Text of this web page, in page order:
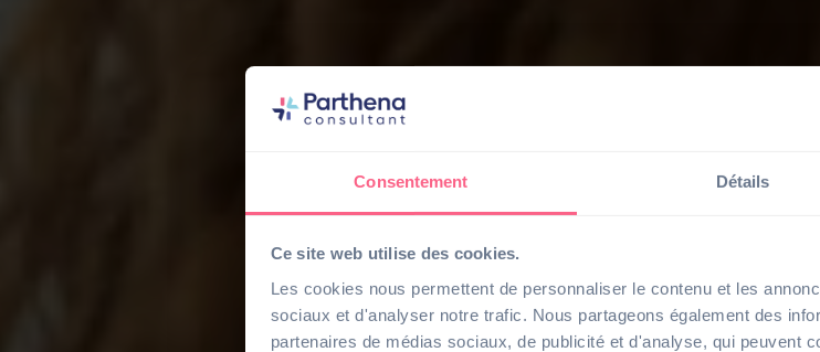
Consentement Détails
Ce site web utilise des cookies.
Les cookies nous permettent de personnaliser le contenu et les
sociaux et d'analyser notre trafic. Nous partageons également des
partenaires de médias sociaux, de publicité et d'analyse, qui peuvent